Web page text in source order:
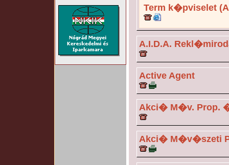
Term k�pviselet
A.I.D.A.
Active Agent
Akci� M�v. Prop.
Akci� M�v�szeti